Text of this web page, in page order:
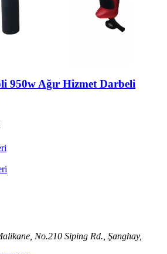
950w Ağır Hizmet Darbeli
No.210 Siping Rd., Şanghay,